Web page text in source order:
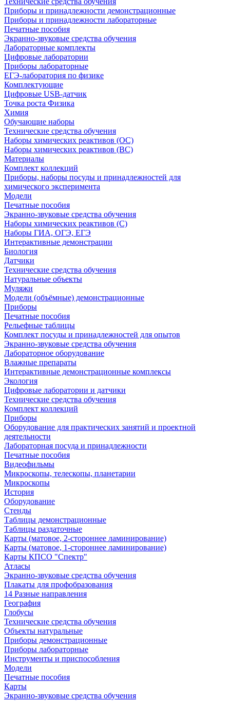
Приборы и принадлежности демонстрационные
Приборы и принадлежности лабораторные
Печатные пособия
Экранно-звуковые средства обучения
Лабораторные комплекты
Цифровые лаборатории
Приборы лабораторные
ЕГЭ-лаборатория по физике
Комплектующие
Цифровые USB-датчик
Точка роста Физика
Химия
Обучающие наборы
Технические средства обучения
Наборы химических реактивов (ОС)
Наборы химических реактивов (ВС)
Материалы
Комплект коллекций
Приборы, наборы посуды и принадлежностей для
химического эксперимента
Модели
Печатные пособия
Экранно-звуковые средства обучения
Наборы химических реактивов (С)
Наборы ГИА, ОГЭ, ЕГЭ
Интерактивные демонстрации
Биология
Датчики
Технические средства обучения
Натуральные объекты
Муляжи
Модели (объёмные) демонстрационные
Приборы
Печатные пособия
Рельефные таблицы
Комплект посуды и принадлежностей для опытов
Экранно-звуковые средства обучения
Лабораторное оборудование
Влажные препараты
Интерактивные демонстрационные комплексы
Экология
Цифровые лаборатории и датчики
Технические средства обучения
Комплект коллекций
Приборы
Оборудование для практических занятий и проектной
деятельности
Лабораторная посуда и принадлежности
Печатные пособия
Видеофильмы
Микроскопы, телескопы, планетарии
Микроскопы
История
Оборудование
Стенды
Таблицы демонстрационные
Таблицы раздаточные
Карты (матовое, 2-стороннее ламинирование)
Карты (матовое, 1-стороннее ламинирование)
Карты КПСО "Спектр"
Атласы
Экранно-звуковые средства обучения
Плакаты для профобразования
14 Разные направления
География
Глобусы
Технические средства обучения
Объекты натуральные
Приборы демонстрационные
Приборы лабораторные
Инструменты и приспособления
Модели
Печатные пособия
Карты
Экранно-звуковые средства обучения